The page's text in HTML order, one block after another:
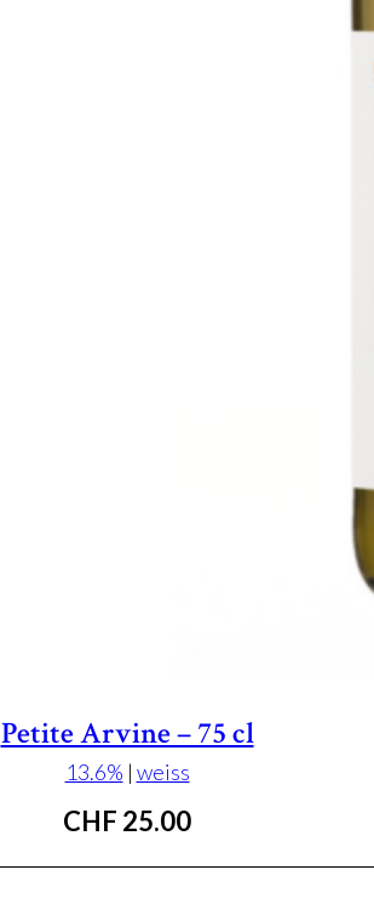
Petite Arvine – 75 cl
13.6% | weiss
CHF 25.00